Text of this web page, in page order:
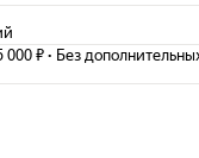
000 ₽· Без